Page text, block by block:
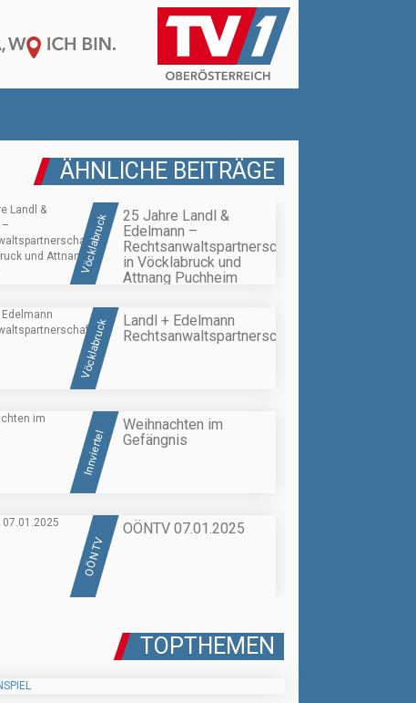
ÄHNLICHE BEITRÄGE
Vöcklabruck
25 Jahre Landl &
Edelmann –
Rechtsanwaltspartnerschaft
in Vöcklabruck und
Attnang Puchheim
Vöcklabruck
Landl + Edelmann
Rechtsanwaltspartnerschaft
Innviertel
Weihnachten im
Gefängnis
OÖN TV
OÖNTV 07.01.2025
TOPTHEMEN